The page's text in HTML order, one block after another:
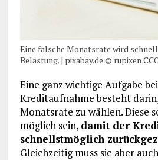
Eine falsche Monatsrate wird
Belastung. | pixabay.de © rupixen
Eine ganz wichtige Aufgabe
Kreditaufnahme besteht
Monatsrate zu wählen. Diese
möglich sein, damit der
schnellstmöglich
Gleichzeitig muss sie aber